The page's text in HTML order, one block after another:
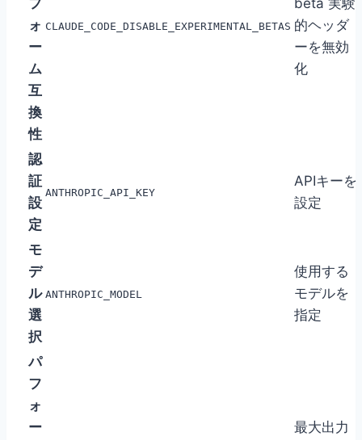
フ
ォ
ー
ム
互
換
性
CLAUDE_CODE_DISABLE_EXPERIMENTAL_BETAS
beta 実験
的ヘッダ
ーを無効
化
認
証
設
定
ANTHROPIC_API_KEY
APIキーを
設定
モ
デ
ル
選
択
ANTHROPIC_MODEL
使用する
モデルを
指定
パ
フ
ォ
ー
最大出力